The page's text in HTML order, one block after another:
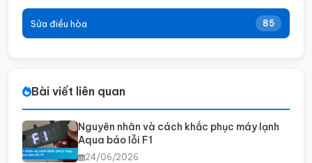
Sửa điều hòa 85
Bài viết liên quan
Nguyên nhân và cách khắc phục máy lạnh
Aqua báo lỗi F1
24/06/2026